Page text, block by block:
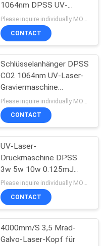
1064nm DPSS UV-
Laser-0.1mJ tragbare
CONTACT
Schlüsselanhänger DPSS
CO2 1064nm UV-Laser-
Graviermaschine
0.125mJ mit Dreh
CONTACT
UV-Laser-
Druckmaschine DPSS
3w 5w 10w 0.125mJ
1064nm für Glas
Please inquire individually MOQ:1
CONTACT
4000mm/S 3,5 Mrad-
Galvo-Laser-Kopf für